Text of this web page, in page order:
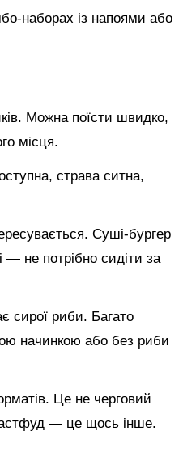
наборах із напоями або
Можна поїсти швидко,
місця.
страва ситна,
Суші-бургер
— не потрібно сидіти за
сирої риби. Багато
начинкою або без риби
Це не черговий
— це щось інше.